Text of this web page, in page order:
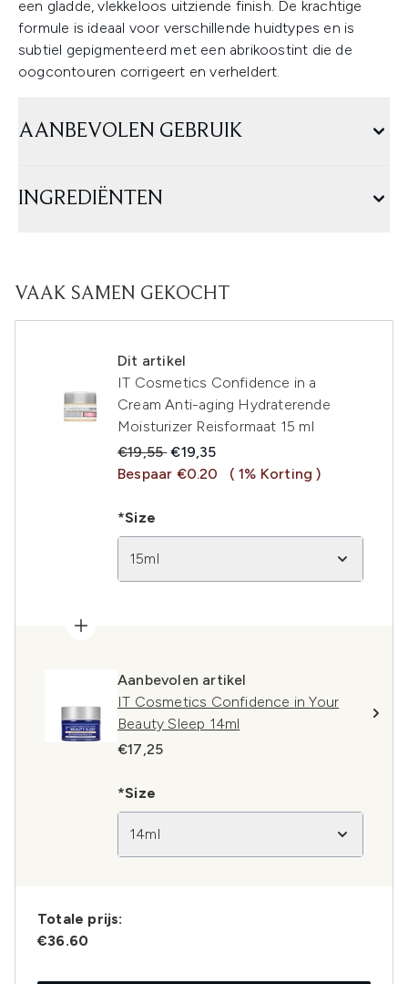
een gladde, vlekkeloos uitziende finish. De krachtige
formule is ideaal voor verschillende huidtypes en is
subtiel gepigmenteerd met een abrikoostint die de
oogcontouren corrigeert en verheldert.
AANBEVOLEN GEBRUIK
INGREDIËNTEN
VAAK SAMEN GEKOCHT
Dit artikel
IT Cosmetics Confidence in a
Cream Anti-aging Hydraterende
Moisturizer Reisformaat 15 ml
Recommended Retail Price:
€19,55Huidige prijs:
€19,35
Bespaar €0.20
( 1% Korting )
*Size
15ml
Aanbevolen artikel
IT Cosmetics Confidence in Your
Beauty Sleep 14ml
€17,25
*Size
14ml
Totale prijs:
€36.60